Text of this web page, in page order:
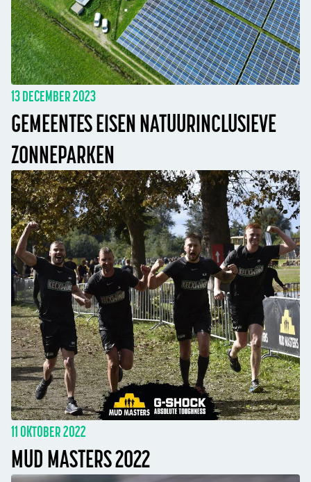
13 DECEMBER 2023
GEMEENTES EISEN NATUURINCLUSIEVE
ZONNEPARKEN
11 OKTOBER 2022
MUD MASTERS 2022